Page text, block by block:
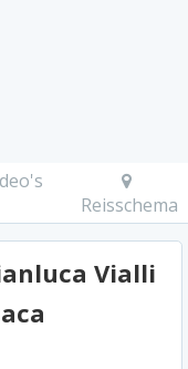
Reisschema
Vialli